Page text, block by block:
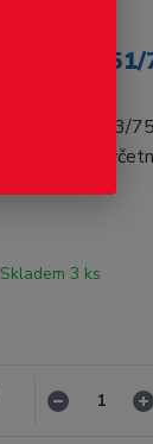
749/
751/752/753/
Originál
Skladem 3 ks